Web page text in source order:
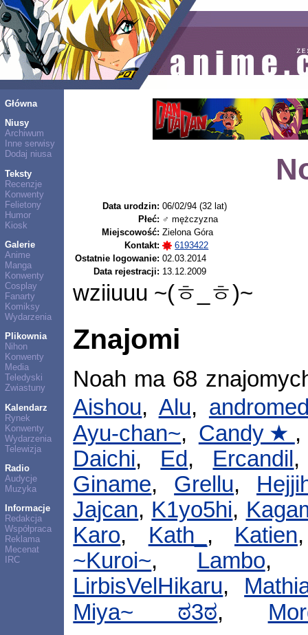
Główna
Niusy
Archiwum
Inne serwisy
Dodaj niusa
Teksty
Recenzje
Konwenty
Felietony
Humor
Kiosk
Galerie
Anime
Manga
Konwenty
Cosplay
Fanarty
Komiksy
Wydarzenia
Plikownia
Nihon
Konwenty
Media
Teledyski
Zwiastuny
Kalendarz
Rynek
Konwenty
Wydarzenia
Telewizja
Radio
Audycje
Muzyka
Informacje
Redakcja
Współpraca
Reklama
Mecenat
IRC
Data urodzin: 06/02/94 (32 lat)
Płeć: ♂ mężczyzna
Miejscowość: Zielona Góra
Kontakt:
6193422
Ostatnie logowanie: 02.03.2014
Data rejestracji: 13.12.2009
wziiuuu ~(ㅎ_ㅎ)~
Znajomi
Noah ma 68
Aishou, Alu,
Ayu-chan~, Candy★
Daichi, Ed, Ercandil
Giname, Grellu,
Jajcan, K1yo5hi,
Karo, Kath_ , Katien
~Kuroi~, Lambo
LirbisVelHikaru,
Miya~ ಠ3ಠ,